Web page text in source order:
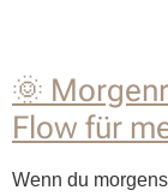
🌞
Flow für
Wenn du